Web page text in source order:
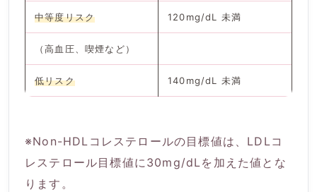
中等度リスク 120mg/dL 未満
（高血圧、喫煙など）
低リスク 140mg/dL 未満
※Non-HDLコレステロールの目標値は、LDLコ
レステロール目標値に30mg/dLを加えた値とな
ります。